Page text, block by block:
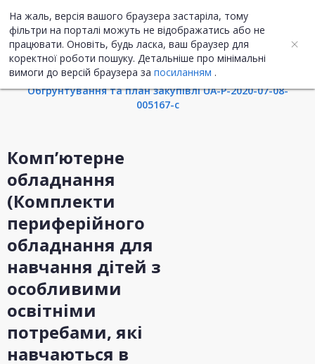
На жаль, версія вашого браузера застаріла, тому
фільтри на порталі можуть не відображатись або не
працювати. Оновіть, будь ласка, ваш браузер для
коректної роботи пошуку. Детальніше про мінімальні
вимоги до версій браузера за посиланням .
UA ENG
Інформація про закупівлю
Обгрунтування та план закупівлі UA-P-2020-07-08-
005167-c
Комп’ютерне
обладнання
(Комплекти
периферійного
обладнання для
навчання дітей з
особливими
освітніми
потребами, які
навчаються в